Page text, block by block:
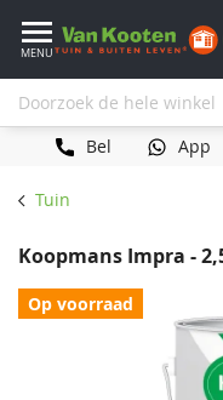
MENU
Bel App
Tuin
Koopmans Impra -
Op voorraad